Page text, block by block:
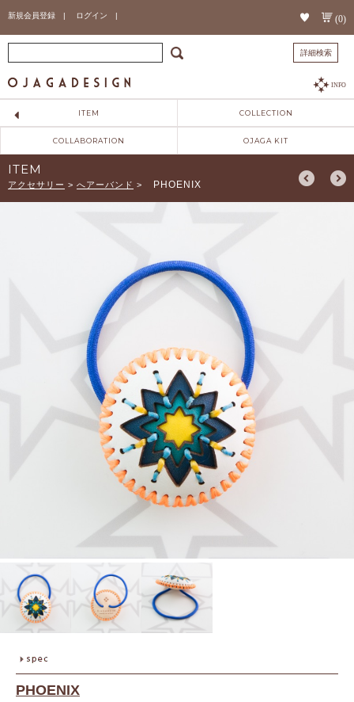
新規会員登録 | ログイン | (0)
詳細検索
INFO
ITEM COLLECTION
COLLABORATION OJAGA KIT
ITEM
アクセサリー > へアーバンド > PHOENIX
PHOENIX